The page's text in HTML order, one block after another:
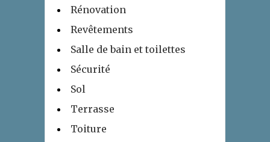
Rénovation
Revêtements
Salle de bain et toilettes
Sécurité
Sol
Terrasse
Toiture